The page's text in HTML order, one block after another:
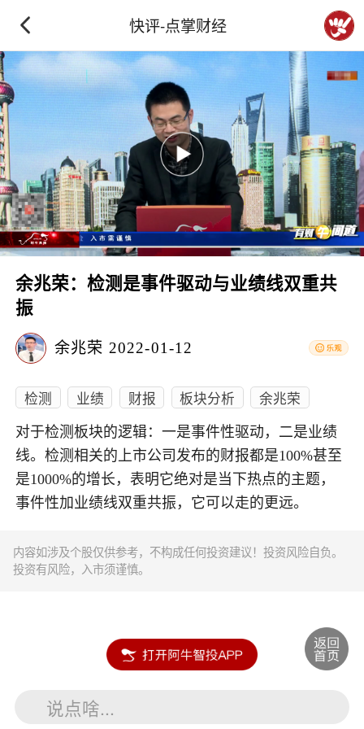
快评-点掌财经
余兆荣：检测是事件驱动与业绩线双重共
振
余兆荣 2022-01-12
检测 业绩 财报 板块分析 余兆荣
对于检测板块的逻辑：一是事件性驱动，二是业绩
线。检测相关的上市公司发布的财报都是100%甚至
是1000%的增长，表明它绝对是当下热点的主题，
事件性加业绩线双重共振，它可以走的更远。
内容如涉及个股仅供参考，不构成任何投资建议！投资风险自负。
投资有风险，入市须谨慎。
说点啥...